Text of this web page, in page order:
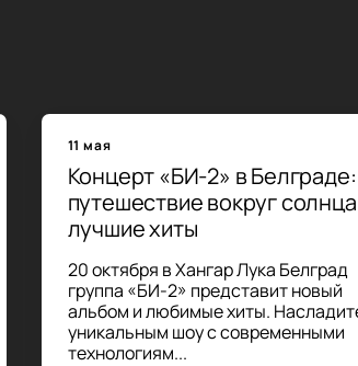
11 мая
Концерт «БИ-2» в Белграде:
путешествие вокруг
лучшие хиты
20 октября в Хангар Лука Белград
группа «БИ-2» представит новый
альбом и любимые хиты.
уникальным шоу с современными
технологиям...